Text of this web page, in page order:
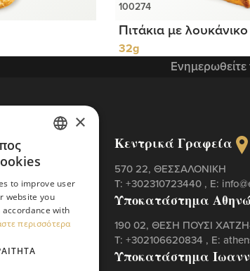
Πιτάκια με λουκάνικο
32g
Ενημερωθείτε
Κεντρικά Γραφεία
570 22, ΘΕΣΣΑΛΟΝΙΚΗ
Τ: +302310723440 , Ε:
Υποκατάστημα
190 02, ΘΕΣΗ ΠΟΥΣΙ
Τ: +302106620834 , Ε:
Υποκατάστημα
×
to improve user
website you
with
περισσότερα